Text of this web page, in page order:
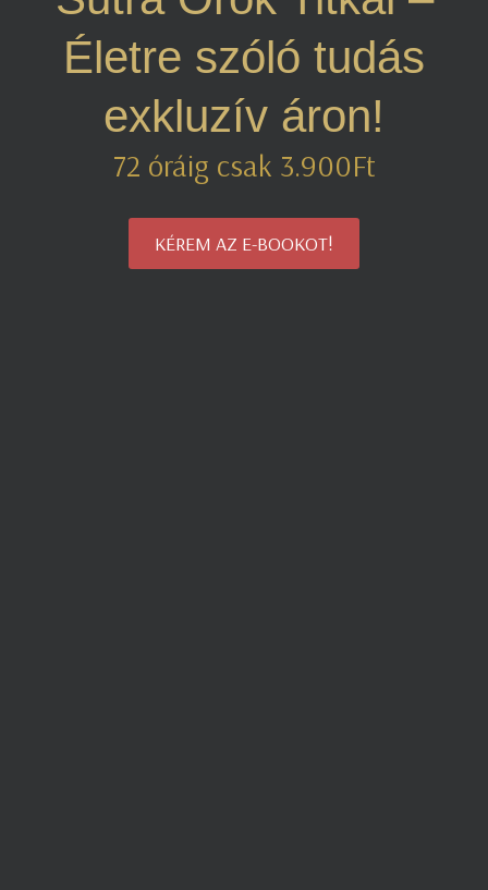
Életre szóló tudás
exkluzív áron!
72 óráig csak 3.900Ft
KÉREM AZ E-BOOKOT!